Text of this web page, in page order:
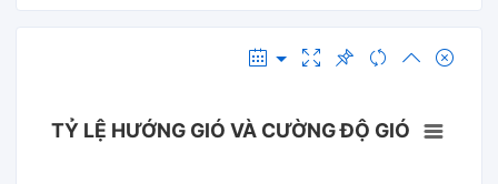
TỶ LỆ HƯỚNG GIÓ VÀ CƯỜNG ĐỘ GIÓ